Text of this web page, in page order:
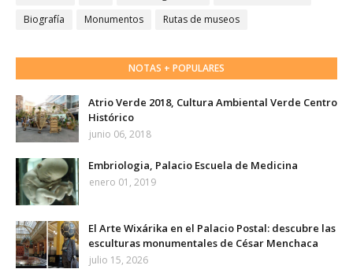
Biografía
Monumentos Rutas de museos
NOTAS + POPULARES
Atrio Verde 2018, Cultura Ambiental Verde Centro
Histórico
junio 06, 2018
Embriologia, Palacio Escuela de Medicina
enero 01, 2019
El Arte Wixárika en el Palacio Postal: descubre las
esculturas monumentales de César Menchaca
julio 15, 2026